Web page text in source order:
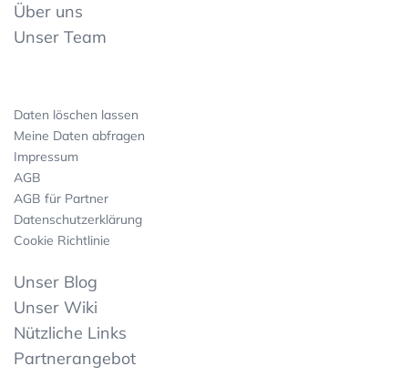
Über uns
Unser Team
Daten löschen lassen
Meine Daten abfragen
Impressum
AGB
AGB für Partner
Datenschutzerklärung
Cookie Richtlinie
Unser Blog
Unser Wiki
Nützliche Links
Partnerangebot